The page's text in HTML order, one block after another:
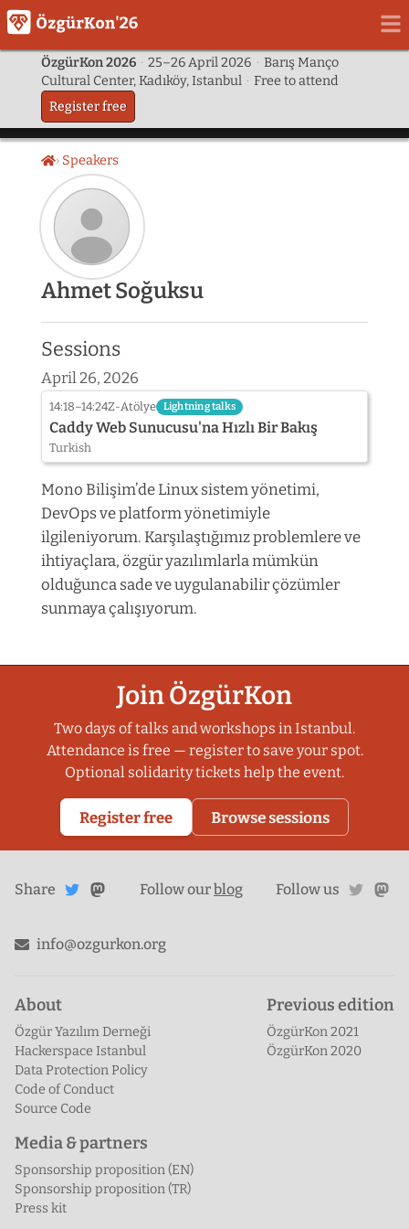
ÖzgürKon 2026 · 25–26 April 2026 · Barış Manço
Cultural Center, Kadıköy, Istanbul · Free to attend
Register free
HomeSpeakers
Speaker
photo
not
provided
yet:
Ahmet
Soğuksu
Ahmet Soğuksu
Sessions
April 26, 2026
14:18–14:24Z-Atölye Lightning talks
Caddy Web Sunucusu'na Hızlı Bir Bakış
Turkish
Mono Bilişim’de Linux sistem yönetimi,
DevOps ve platform yönetimiyle
ilgileniyorum. Karşılaştığımız problemlere ve
ihtiyaçlara, özgür yazılımlarla mümkün
olduğunca sade ve uygulanabilir çözümler
sunmaya çalışıyorum.
Join ÖzgürKon
Two days of talks and workshops in Istanbul.
Attendance is free — register to save your spot.
Optional solidarity tickets help the event.
Register free Browse sessions
Share
on
Share on
Mastodon
Follow ourblog Follow us
info@ozgurkon.org
About
Özgür Yazılım Derneği
Hackerspace Istanbul
Data Protection Policy
Code of Conduct
Source Code
Previous edition
ÖzgürKon 2021
ÖzgürKon 2020
Media & partners
Sponsorship proposition (EN)
Sponsorship proposition (TR)
Press kit